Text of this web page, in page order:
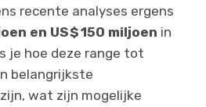
recente analyses ergens
en US $ 150 miljoen in
je hoe deze range tot
belangrijkste
wat zijn mogelijke